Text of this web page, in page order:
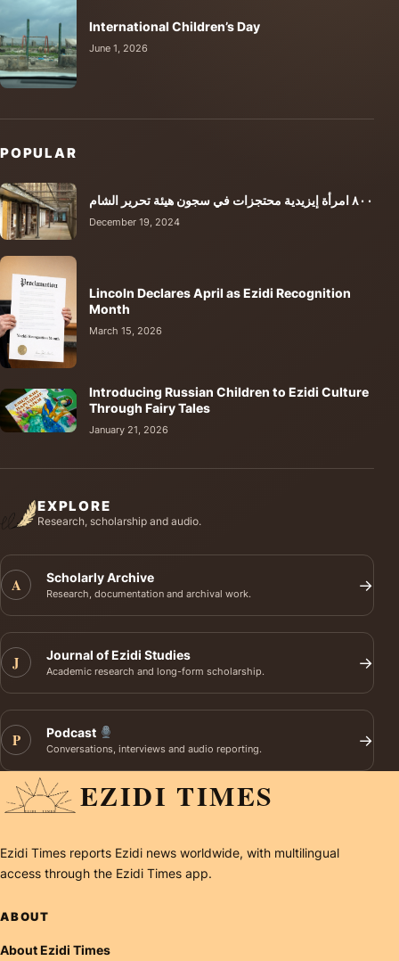
International Children’s Day
June 1, 2026
POPULAR
٨٠٠ امرأة إيزيدية محتجزات في سجون هيئة تحرير الشام
December 19, 2024
Lincoln Declares April as Ezidi Recognition
Month
March 15, 2026
Introducing Russian Children to Ezidi Culture
Through Fairy Tales
January 21, 2026
EXPLORE
Research, scholarship and audio.
A Scholarly Archive
Research, documentation and archival work. →
J Journal of Ezidi Studies
Academic research and long-form scholarship. →
P Podcast
Conversations, interviews and audio reporting. →
EZIDI TIMES
Ezidi Times reports Ezidi news worldwide, with multilingual
access through the Ezidi Times app.
ABOUT
About Ezidi Times